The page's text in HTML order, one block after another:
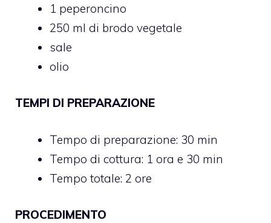
1 peperoncino
250 ml di brodo vegetale
sale
olio
TEMPI DI PREPARAZIONE
Tempo di preparazione: 30 min
Tempo di cottura: 1 ora e 30 min
Tempo totale: 2 ore
PROCEDIMENTO